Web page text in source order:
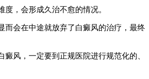
，会形成久治不愈的情况。
会在中途就放弃了白癜风的治疗，最终
风，一定要到正规医院进行规范化的、